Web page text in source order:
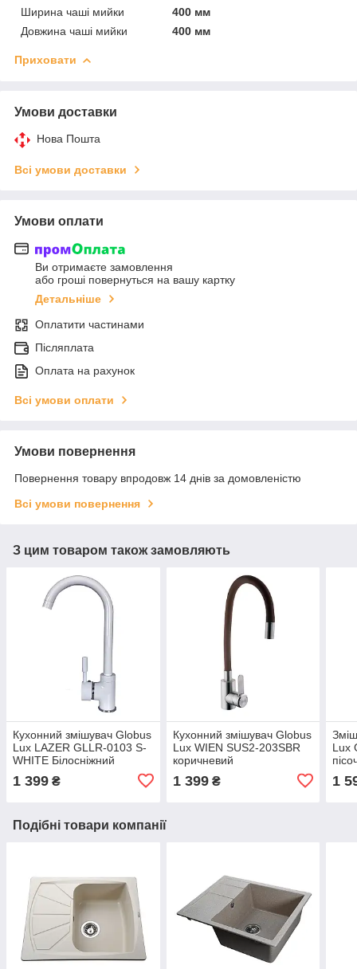
Ширина чаші мийки
400 мм
Довжина чаші мийки
400 мм
Приховати
Умови доставки
Нова Пошта
Всі умови доставки
Умови оплати
Ви отримаєте замовлення
або гроші повернуться на вашу картку
Детальніше
Оплатити частинами
Післяплата
Оплата на рахунок
Всі умови оплати
Умови повернення
Повернення товару впродовж 14 днів за домовленістю
Всі умови повернення
З цим товаром також замовляють
Кухонний змішувач Globus
Lux LAZER GLLR-0103 S-
WHITE Білосніжний
1 399 ₴
Кухонний змішувач Globus
Lux WIEN SUS2-203SBR
коричневий
1 399₴
Lux
1
Подібні товари компанії